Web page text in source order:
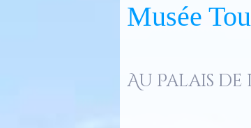
Musée
Au Palais de